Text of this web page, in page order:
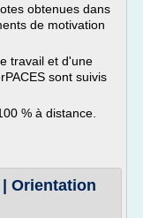
obtenues dans
de motivation
travail et d'une
sont suivis
% à distance.
Orientation